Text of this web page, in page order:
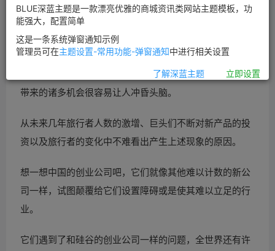
【环球旅讯】许多人认为，随着中国旅游业的迅速发展所
带来的诸多机会很容易让人冲昏头脑。
从未来几年旅行者人数的激增、巨头们不断对新产品的投
资以及旅行者的变化中不难看出产生上述现象的原因。
想一想中国的创业公司吧，它们就像其他难以计数的新公
司一样，试图颠覆给它们设置障碍或是使其难以立足的行
业。
它们遇到了和硅谷的创业公司一样的问题，全世界还有许
BLUE深蓝主题是一款漂亮优雅的商城资讯类网站主题模板，功
能强大，配置简单
这是一条系统弹窗通知示例
管理员可在主题设置-常用功能-弹窗通知中进行相关设置
了解深蓝主题 立即设置